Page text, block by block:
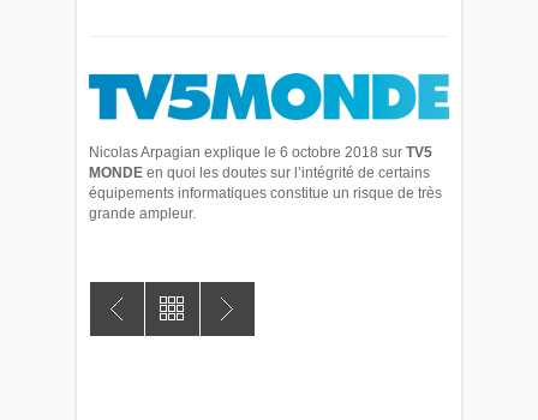
Nicolas Arpagian explique le 6 octobre 2018 sur TV5
MONDE en quoi les doutes sur l’intégrité de certains
équipements informatiques constitue un risque de très
grande ampleur.